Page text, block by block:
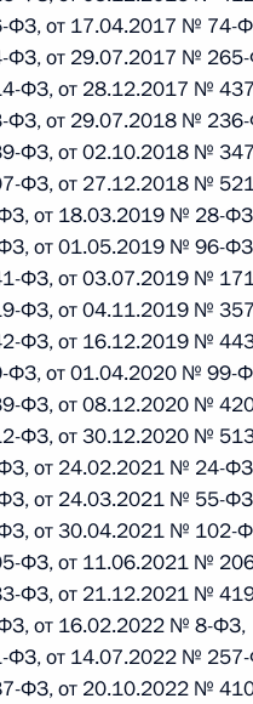
«О государственной
ФЗ
и статью 227–1 части
ФЗ
Федерации
ФЗ
в Российской
от 17.04.2017 № 74-
от 29.07.2017 №
ФЗ, от 28.12.2017 №
от 29.07.2018 №
ФЗ, от 02.10.2018 №
ФЗ, от 27.12.2018 №
от 18.03.2019 № 28-
от 01.05.2019 № 96-
ФЗ, от 03.07.2019 №
ФЗ, от 04.11.2019 №
ФЗ, от 16.12.2019 №
от 01.04.2020 № 99-
ФЗ, от 08.12.2020 №
ФЗ, от 30.12.2020 №
от 24.02.2021 № 24-
от 24.03.2021 № 55-
от 30.04.2021 № 102-
ФЗ, от 11.06.2021 №
ФЗ, от 21.12.2021 №
от 16.02.2022 № 8-ФЗ,
от 14.07.2022 №
ФЗ, от 20.10.2022 №